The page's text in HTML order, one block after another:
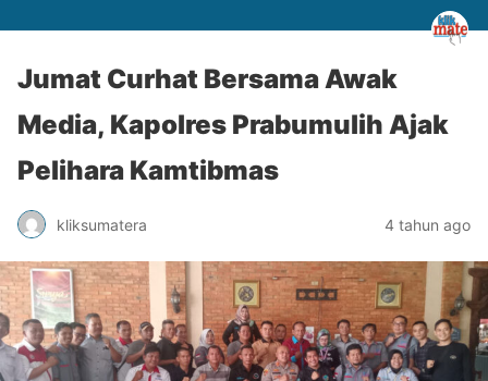
Jumat Curhat Bersama Awak
Media, Kapolres Prabumulih Ajak
Pelihara Kamtibmas
kliksumatera 4 tahun ago